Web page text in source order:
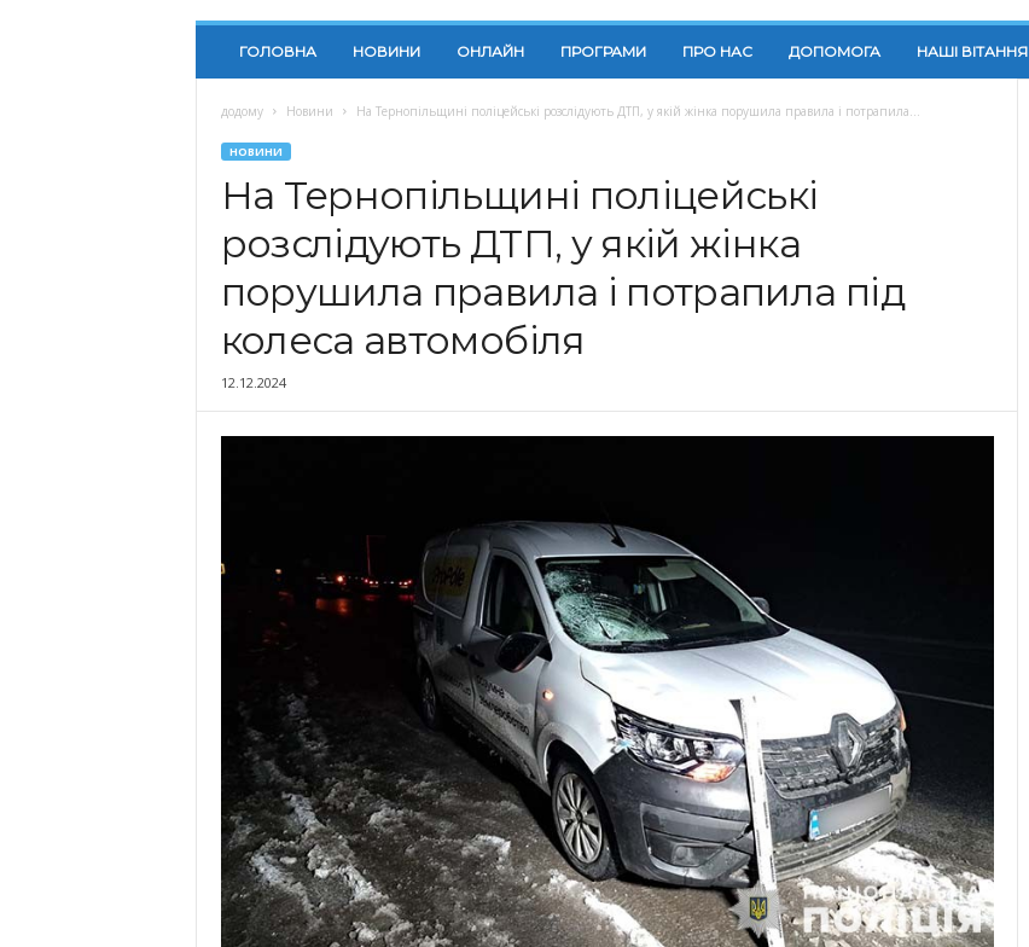
ГОЛОВНА НОВИНИ ОНЛАЙН ПРОГРАМИ ПРО НАС ДОПОМОГА НАШІ ВІТАННЯ
додому Новини На Тернопільщині поліцейські розслідують ДТП, у якій жінка порушила правила і потрапила...
НОВИНИ
На Тернопільщині поліцейські
розслідують ДТП, у якій жінка
порушила правила і потрапила під
колеса автомобіля
12.12.2024